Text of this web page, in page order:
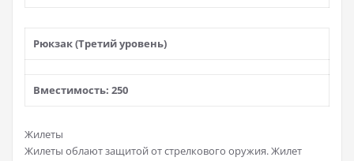
Рюкзак (Третий уровень)
Вместимость: 250
Жилеты
Жилеты облают защитой от стрелкового оружия. Жилет